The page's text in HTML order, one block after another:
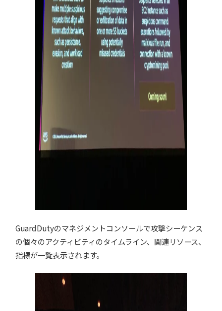
GuardDutyのマネジメントコンソールで攻撃シーケンス
の個々のアクティビティのタイムライン、関連リソース、
指標が一覧表示されます。